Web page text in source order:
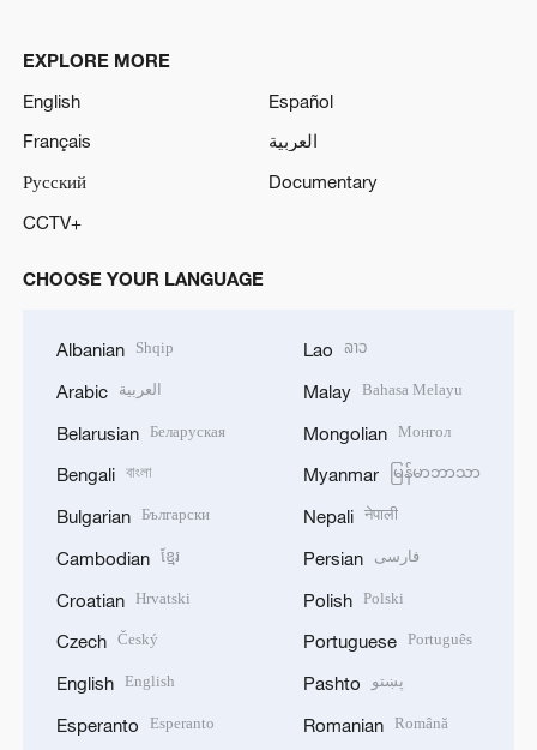
EXPLORE MORE
English
Español
Français
العربية
Русский
Documentary
CCTV+
CHOOSE YOUR LANGUAGE
Albanian Shqip
Arabic العربية
Belarusian Беларуская
Bengali বাংলা
Bulgarian Български
Cambodian ខ្មែរ
Croatian Hrvatski
Czech Český
English English
Esperanto Esperanto
Lao ລາວ
Malay Bahasa Melayu
Mongolian Монгол
Myanmar မြန်မာဘာသာ
Nepali नेपाली
Persian فارسی
Polish Polski
Portuguese Português
Pashto پښتو
Romanian Română